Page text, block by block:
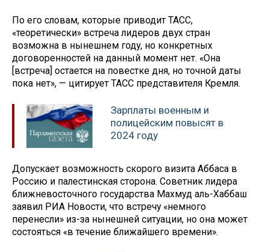
По его словам, которые приводит ТАСС,
«теоретически» встреча лидеров двух стран
возможна в нынешнем году, но конкретных
договоренностей на данный момент нет. «Она
[встреча] остается на повестке дня, но точной даты
пока нет», — цитирует ТАСС представителя Кремля.
Зарплаты военным и
полицейским повысят в
2024 году
Допускает возможность скорого визита Аббаса в
Россию и палестинская сторона. Советник лидера
ближневосточного государства Махмуд аль-Хаббаш
заявил РИА Новости, что встречу «немного
перенесли» из-за нынешней ситуации, но она может
состояться «в течение ближайшего времени».